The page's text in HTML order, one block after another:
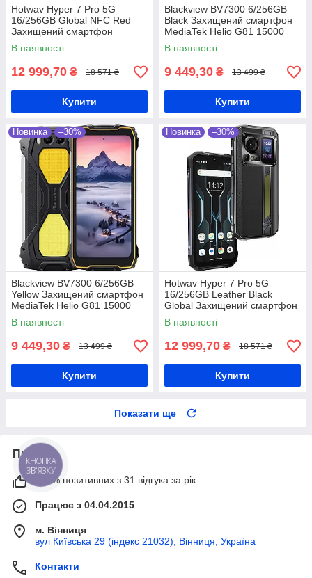
Hotwav Hyper 7 Pro 5G
16/256GB Global NFC Red
Захищений смартфон
Dimensity 7050 10800 мАг
В наявності
12 999,70 ₴ 18 571 ₴
Купити
Blackview BV7300 6/256GB
Black Захищений смартфон
MediaTek Helio G81 15000
мАг
В наявності
9 449,30 ₴ 13 499 ₴
Купити
Новинка –30%
Blackview BV7300 6/256GB
Yellow Захищений смартфон
MediaTek Helio G81 15000
мАг
В наявності
9 449,30 ₴ 13 499 ₴
Купити
Новинка –30%
Hotwav Hyper 7 Pro 5G
16/256GB Leather Black
Global Захищений смартфон
Dimensity 7050 10800 мАг
В наявності
12 999,70 ₴ 18 571 ₴
Купити
Показати ще
Про нас
100% позитивних з 31 відгука за рік
Працює з 04.04.2015
м. Вінниця
вул Київська 29 (індекс 21032), Вінниця, Україна
Контакти
КНОПКА
ЗВ'ЯЗКУ